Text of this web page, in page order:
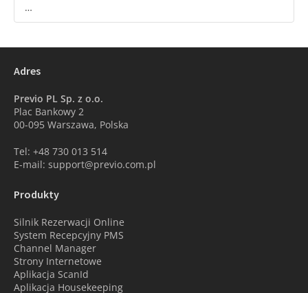
…
Adres
Previo PL Sp. z o.o.
Plac Bankowy 2
00-095 Warszawa, Polska
Tel: +48 730 013 514
E-mail: support@previo.com.pl
Produkty
Silnik Rezerwacji Online
System Recepcyjny PMS
Channel Manager
Strony Internetowe
Aplikacja ScanId
Aplikacja Housekeeping